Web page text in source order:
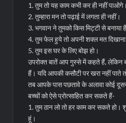
1. तुम तो यह काम कभी कर ही नहीं पाओगे।
2. तुम्हारा मन तो पढ़ाई में लगता ही नहीं।
3. भगवान ने तुमको किस मिट्टी से बनाया
4. तुम फेल हुये तो अपनी शक्ल मत
5. तुम इस घर के लिए बोझ हो।
उपरोक्त बातें आप गुस्से में कहते हैं, लेकिन
हैं। यदि आपकी कसौटी पर खरा नहीं पाते
तब आपके पास पछतावे के अलावा कोई
बच्चों को ऐसे प्रोत्साहित कर सकते हैं-
1. तुम ठान लो तो हर काम कर सकते हो।
हूं।